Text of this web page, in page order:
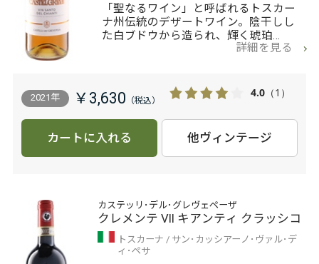
「聖なるワイン」と呼ばれるトスカー
ナ州伝統のデザートワイン。陰干しし
た白ブドウから造られ、輝く琥珀…
詳細を見る
2021年 ￥3,630 4.0 （1）
カートに入れる 他ヴィンテージ
カステッリ･デル･グレヴェペーザ
クレメンテ VII キアンティ クラッシコ
トスカーナ
サン･カッシアーノ･ヴァル･デ
ィ･ペサ